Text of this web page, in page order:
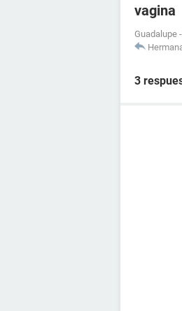
vagina
Guadalupe -
3